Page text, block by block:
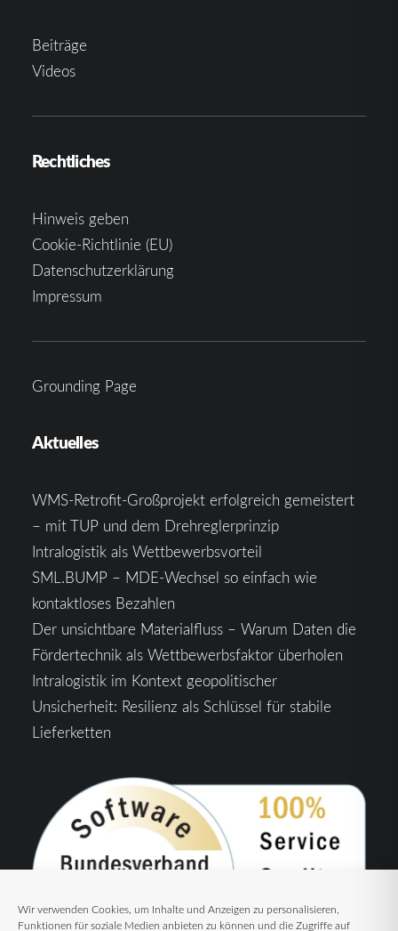
Wir verwenden Cookies, um Inhalte und Anzeigen zu personalisieren,
Funktionen für soziale Medien anbieten zu können und die Zugriffe auf
Beiträge
Videos
Rechtliches
Hinweis geben
Cookie-Richtlinie (EU)
Datenschutzerklärung
Impressum
Grounding Page
Aktuelles
WMS-Retrofit-Großprojekt erfolgreich gemeistert
– mit TUP und dem Drehreglerprinzip
Intralogistik als Wettbewerbsvorteil
SML.BUMP – MDE-Wechsel so einfach wie
kontaktloses Bezahlen
Der unsichtbare Materialfluss – Warum Daten die
Fördertechnik als Wettbewerbsfaktor überholen
Intralogistik im Kontext geopolitischer
Unsicherheit: Resilienz als Schlüssel für stabile
Lieferketten